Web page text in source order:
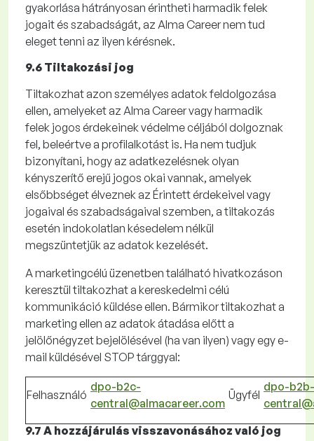
gyakorlása hátrányosan érintheti harmadik felek
jogait és szabadságát, az Alma Careernem tud
eleget tenni az ilyen kérésnek.
9.6 Tiltakozási jog
Tiltakozhat azon személyes adatok feldolgozása
ellen, amelyeket az Alma Careervagy harmadik
felek jogos érdekeinek védelme céljából dolgoznak
fel, beleértve a profilalkotást is. Ha nem tudjuk
bizonyítani, hogy az adatkezelésnek olyan
kényszerítő erejű jogos okai vannak, amelyek
elsőbbséget élveznek az Érintett érdekeivel vagy
jogaival és szabadságaival szemben, a tiltakozás
esetén indokolatlan késedelem nélkül
megszüntetjük az adatok kezelését.
A marketingcélú üzenetben található hivatkozáson
keresztül tiltakozhat a kereskedelmi célú
kommunikáció küldése ellen. Bármikor tiltakozhat a
marketing ellen az adatok átadása előtt a
jelölőnégyzet bejelölésével (ha van ilyen) vagy egy e-
mail küldésével STOP tárggyal:
Felhasználó
dpo-b2c-
central@almacareer.com
Ügyfél
dpo-b2b-
9.7 A hozzájárulás visszavonásához való jog